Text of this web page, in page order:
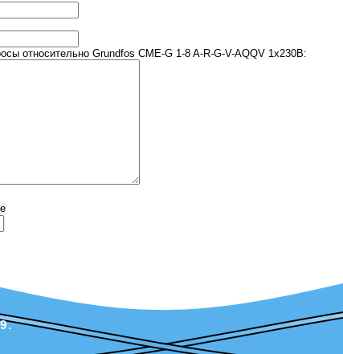
относительно Grundfos CME-G 1-8 A-R-G-V-AQQV 1х230В: